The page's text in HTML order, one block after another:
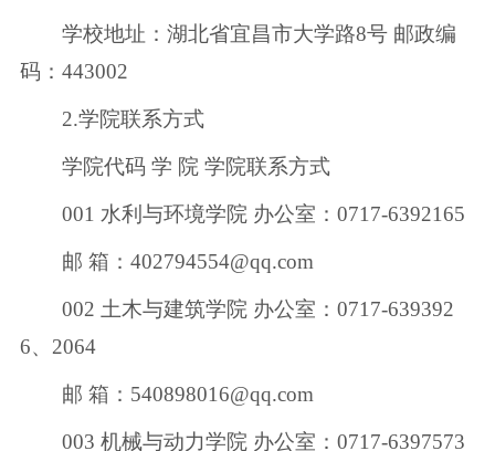
学校地址：湖北省宜昌市大学路8号 邮政编
码：443002
2.学院联系方式
学院代码 学 院 学院联系方式
001 水利与环境学院 办公室：0717-6392165
邮 箱：402794554@qq.com
002 土木与建筑学院 办公室：0717-639392
6、2064
邮 箱：540898016@qq.com
003 机械与动力学院 办公室：0717-6397573